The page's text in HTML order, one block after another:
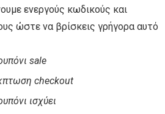
ενεργούς κωδικούς και
ώστε να βρίσκεις γρήγορα αυτό
sale
checkout
ισχύει